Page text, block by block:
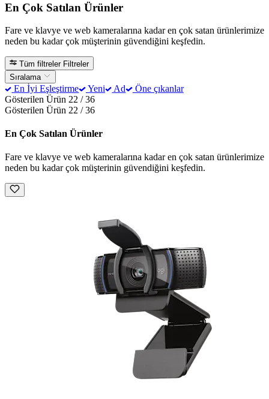
En Çok Satılan Ürünler
Fare ve klavye ve web kameralarına kadar en çok satan ürünlerimize
neden bu kadar çok müşterinin güvendiğini keşfedin.
Tüm filtreler Filtreler
Sıralama
En İyi Eşleştirme Yeni Ad
Öne çıkanlar
Gösterilen Ürün 22 / 36
Gösterilen Ürün 22 / 36
En Çok Satılan Ürünler
Fare ve klavye ve web kameralarına kadar en çok satan ürünlerimize
neden bu kadar çok müşterinin güvendiğini keşfedin.